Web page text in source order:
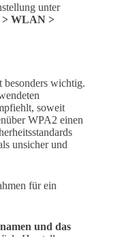
unter
> WLAN >
wichtig.
soweit
WPA2 einen
unsicher und
für ein
und das